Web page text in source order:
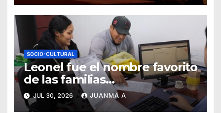
SOCIO-CULTURAL
Leonel fue el nombre favorito
de las familias
guanajuatenses
JUL 30, 2026 JUANMA A